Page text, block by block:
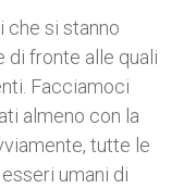
che si stanno
di fronte alle quali
Facciamoci
almeno con la
tutte le
umani di